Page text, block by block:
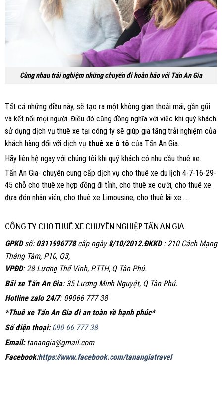
Cùng nhau trải nghiệm những chuyến đi hoàn hảo với Tấn An Gia
Tất cả những điều này, sẽ tạo ra một không gian thoải mái, gần gũi
và kết nối mọi người. Điều đó cũng đồng nghĩa với việc khi quý khách
sử dụng dịch vụ thuê xe tại công ty sẽ giúp gia tăng trải nghiệm của
khách hàng đối với dịch vụ thuê xe ô tô của Tấn An Gia.
Hãy liên hệ ngay với chúng tôi khi quý khách có nhu cầu thuê xe.
Tấn An Gia- chuyên cung cấp dịch vụ cho thuê xe du lịch 4-7-16-29-
45 chỗ cho thuê xe hợp đồng đi tỉnh, cho thuê xe cưới, cho thuê xe
đưa đón nhân viên, cho thuê xe Limousine, cho thuê lái xe…..
CÔNG TY CHO THUÊ XE CHUYÊN NGHIỆP TẤN AN GIA
GPKDsố: 0311996778cấp ngày8/10/2012.ĐKKD: 210 Cách Mạng
Tháng Tám, P10, Q3,
VPĐD: 28 Lương Thế Vinh, P.TTH, Q Tân Phú.
Bãi xe Tấn An Gia: 35 Lương Minh Nguyệt, Q Tân Phú.
Hotline zalo 24/7: 09066 777 38
*Thuê xe Tấn An Gia đi an toàn về hạnh phúc*
Số điện thoại:090 66 777 38
Email:tanangia@gmail.com
Facebook:https://www.facebook.com/tanangiatravel